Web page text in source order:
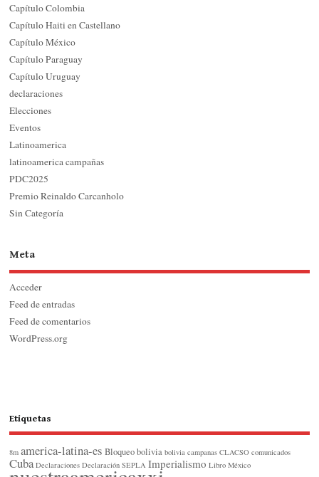
Capítulo Colombia
Capítulo Haiti en Castellano
Capítulo México
Capítulo Paraguay
Capítulo Uruguay
declaraciones
Elecciones
Eventos
Latinoamerica
latinoamerica campañas
PDC2025
Premio Reinaldo Carcanholo
Sin Categoría
Meta
Acceder
Feed de entradas
Feed de comentarios
WordPress.org
Etiquetas
8m america-latina-es Bloqueo bolivia bolivia campanas CLACSO comunicados
Cuba Declaraciones Declaración SEPLA Imperialismo Libro México